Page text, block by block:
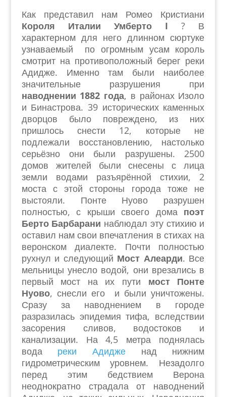
Как представил нам Ромео Кристиани
Короля Италии Умберто I ? В
характерном для него длинном сюртуке
узнаваемый по огромным усам король
смотрит на противоположный берег реки
Адидже. Именно там были наиболее
значительные разрушения при
наводнении 1882 года, в районах Изоло
и Бинастрова. 39 исторических каменных
дворцов было повреждено, из них
пришлось снести 12, которые не
подлежали восстановлению, настолько
серьёзно они были разрушены. 2500
домов жителей были снесены с лица
земли водами разъярённой стихии, 2
моста с этой стороны города тоже не
выстояли. Понте Нуово разрушен
полностью, с крыши своего дома поэт
Берто Барбарани наблюдал эту стихию и
оставил нам свои впечатления в стихах на
веронском диалекте. Почти полностью
рухнул и следующий Мост Алеарди. Все
мельницы унесло водой, они врезались в
первый мост на их пути мост Понте
Нуово, снесли его и были уничтожены.
Сразу за наводнением в городе
разразилась эпидемия тифа, вследствии
засорения сливов, водостоков и
канализации. На 4,5 метра поднялась
вода реки Адидже над нижним
гидрометрическим уровнем. Незадолго
перед этим бедствием Верона
неоднократно страдала от наводнений